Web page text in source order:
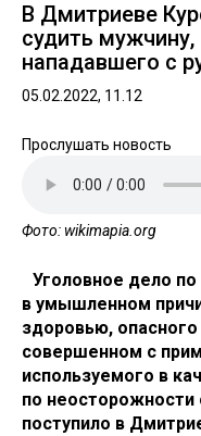
В Дмитриеве
судить
нападавшего с
05.02.2022, 11.12
Прослушать новость
Фото: wikimapia.org
Уголовное дело
в умышленном
здоровью,
совершенном с
используемого в
по
поступило в